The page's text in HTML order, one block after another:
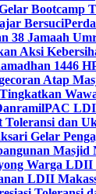
Bootcamp
Bersuci
38 Jamaah
Aksi
1446 H
Atap
PAC
dan
Gelar
Masjid
Warga LDII
LDII